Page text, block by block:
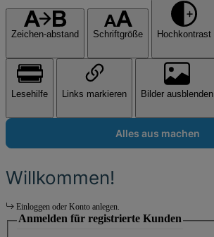
Zeichen-abstand Schriftgröße Hochkontrast
Lesehilfe Links markieren Bilder ausblenden
Alles aus machen
Willkommen!
Einloggen oder Konto anlegen.
Anmelden für registrierte Kunden